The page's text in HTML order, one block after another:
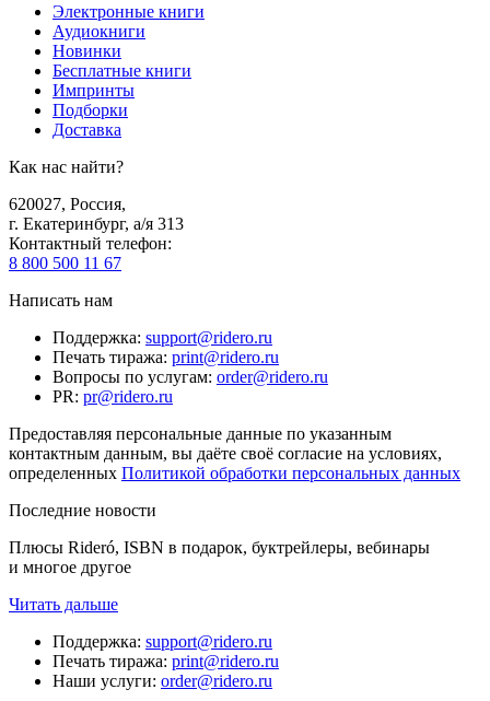
Электронные книги
Аудиокниги
Новинки
Бесплатные книги
Импринты
Подборки
Доставка
Как нас найти?
620027, Россия,
г. Екатеринбург, а/я 313
Контактный телефон:
8 800 500 11 67
Написать нам
Поддержка: support@ridero.ru
Печать тиража: print@ridero.ru
Вопросы по услугам: order@ridero.ru
PR: pr@ridero.ru
Предоставляя персональные данные по указанным
контактным данным, вы даёте своё согласие на условиях,
определенных Политикой обработки персональных данных
Последние новости
Плюсы Rideró, ISBN в подарок, буктрейлеры, вебинары
и многое другое
Читать дальше
Поддержка: support@ridero.ru
Печать тиража: print@ridero.ru
Наши услуги: order@ridero.ru